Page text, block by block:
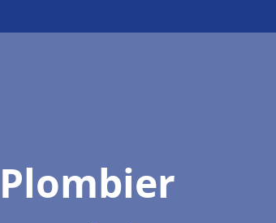
Plombier